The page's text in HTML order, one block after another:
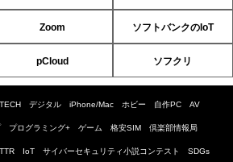
Zoom ソフトバンクのIoT
pCloud ソフクリ
TECH デジタル iPhone/Mac ホビー 自作PC AV
プログラミング+ ゲーム 格安SIM 倶楽部情報局
IoT サイバーセキュリティ小説コンテスト SDGs